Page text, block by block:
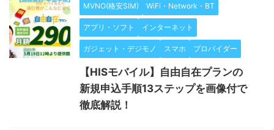
MVNO(格安SIM) WiFi・Network・BT
アプリ・ソフト インターネット
ガジェット・デジモノ スマホ プロバイダー
【HISモバイル】自由自在プランの
新規申込手順13ステップを画像付で
徹底解説！